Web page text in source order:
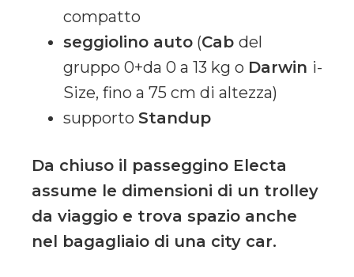
compatto
seggiolino auto (Cab del
gruppo 0+da 0 a 13 kg o Darwin i-
Size, fino a 75 cm di altezza)
supporto Standup
Da chiuso il passeggino Electa
assume le dimensioni di un trolley
da viaggio e trova spazio anche
nel bagagliaio di una city car.